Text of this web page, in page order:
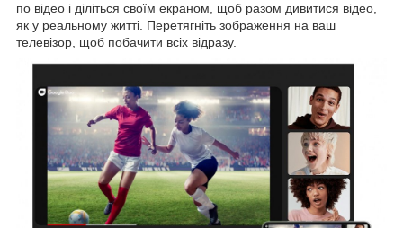
по відео і діліться своїм екраном, щоб разом дивитися відео,
як у реальному житті. Перетягніть зображення на ваш
телевізор, щоб побачити всіх відразу.